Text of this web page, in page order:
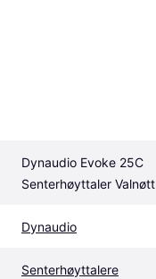
Dynaudio Evoke 25C
Senterhøyttaler Valnøtt
Dynaudio
Senterhøyttalere